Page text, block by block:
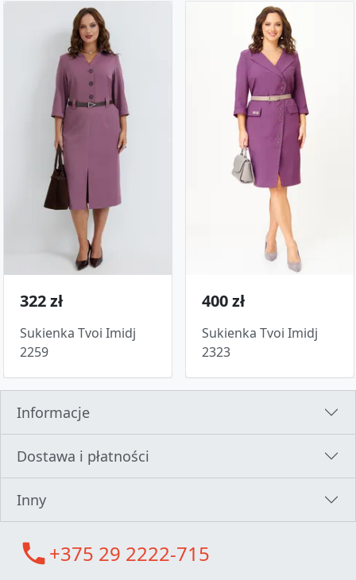
322 zł
Sukienka Tvoi Imidj
2259
400 zł
Sukienka Tvoi Imidj
2323
Informacje
Dostawa i płatności
Inny
call+375 29 2222-715